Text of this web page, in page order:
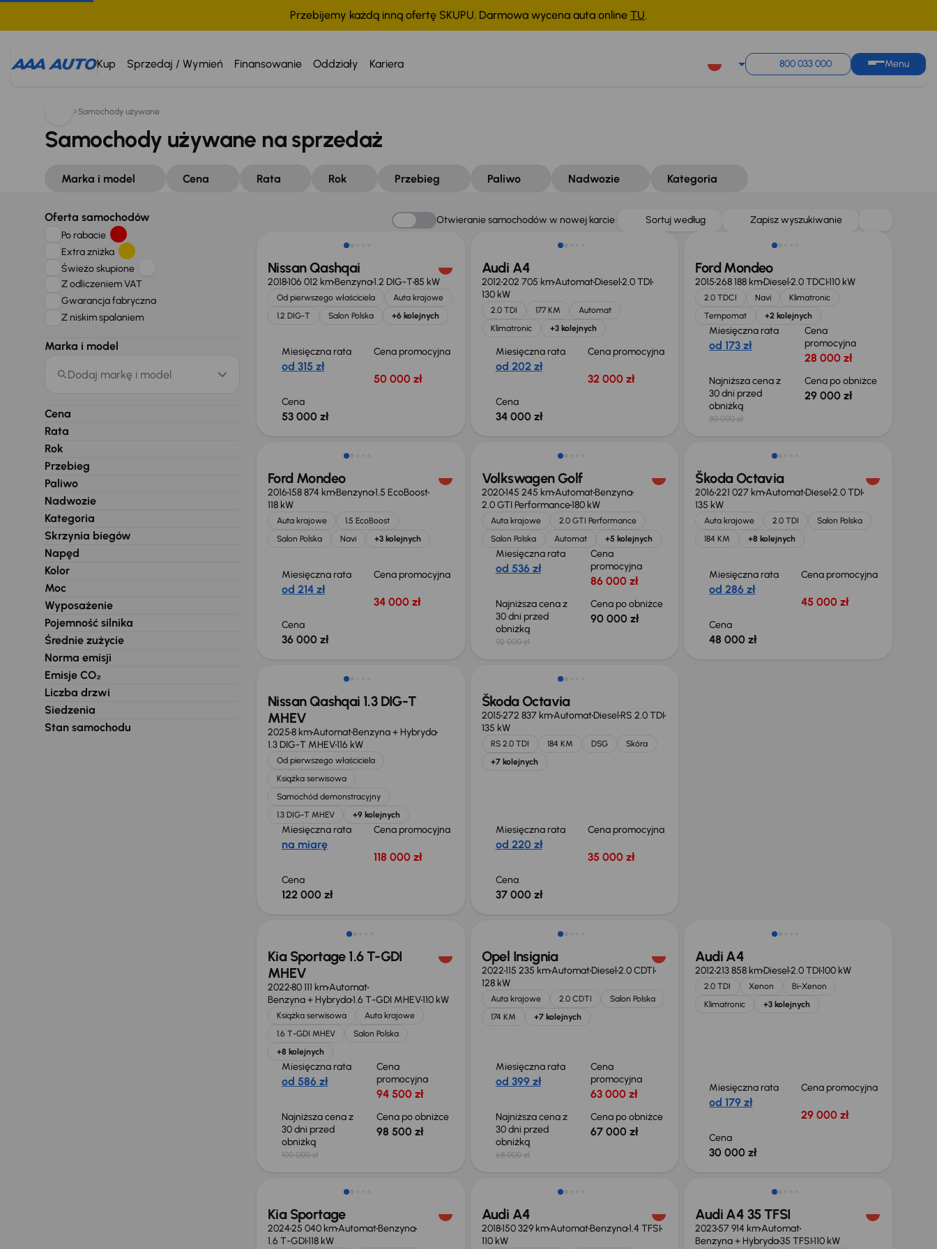
Przebijemy każdą inną ofertę SKUPU. Darmowa wycena auta online TU.
Kup Sprzedaj / Wymień Finansowanie Oddziały Kariera 800 033 000 Menu
Samochody używane
Samochody używane na sprzedaż
Marka i model Cena Rata Rok Przebieg Paliwo Nadwozie Kategoria
Oferta samochodów
Po rabacie
Extra zniżka
Świeżo skupione
Z odliczeniem VAT
Gwarancja fabryczna
Z niskim spalaniem
Marka i model
Dodaj markę i model
Cena
Rata
Rok
Przebieg
Paliwo
Nadwozie
Kategoria
Skrzynia biegów
Napęd
Kolor
Moc
Wyposażenie
Pojemność silnika
Średnie zużycie
Norma emisji
Emisje CO₂
Liczba drzwi
Siedzenia
Stan samochodu
Otwieranie samochodów w nowej karcie Sortuj według Zapisz wyszukiwanie
Nissan Qashqai
2018106 012 kmBenzyna1.2 DIG-T85 kW
Od pierwszego właściciela
Auta krajowe
1.2 DIG-T
Salon Polska +6 kolejnych
Miesięczna rata
od 315 zł
Cena promocyjna
50 000 zł
Cena
53 000 zł
Audi A4
2012202 705 kmAutomatDiesel2.0 TDI
130 kW
2.0 TDI 177 KM
Automat
Klimatronic
+3 kolejnych
Miesięczna rata
od 202 zł
Cena promocyjna
32 000 zł
Cena
34 000 zł
Taniej o 1 000 zł
Ford Mondeo
2015268 188 kmDiesel2.0 TDCI110 kW
2.0 TDCI Navi
Klimatronic
Tempomat
+2 kolejnych
Miesięczna rata
od 173 zł
Cena
promocyjna
28 000 zł
Najniższa cena z
30 dni przed
obniżką
30 000 zł
Cena po obniżce
29 000 zł
Ford Mondeo
2016158 874 kmBenzyna1.5 EcoBoost
118 kW
Auta krajowe
1.5 EcoBoost
Salon Polska
Navi +3 kolejnych
Miesięczna rata
od 214 zł
Cena promocyjna
34 000 zł
Cena
36 000 zł
Volkswagen Golf
2020145 245 kmAutomatBenzyna
2.0 GTI Performance180 kW
Auta krajowe
2.0 GTI Performance
Salon Polska
Automat +5 kolejnych
Miesięczna rata
od 536 zł
Cena
promocyjna
86 000 zł
Najniższa cena z
30 dni przed
obniżką
92 000 zł
Cena po obniżce
90 000 zł
Škoda Octavia
2016221 027 kmAutomatDiesel2.0 TDI
135 kW
Auta krajowe 2.0 TDI
Salon Polska
184 KM
+8 kolejnych
Miesięczna rata
od 286 zł
Cena promocyjna
45 000 zł
Cena
48 000 zł
Od nowego taniej o 36 775 zł
Nissan Qashqai 1.3 DIG-T
MHEV
20258 kmAutomatBenzyna + Hybryda
1.3 DIG-T MHEV116 kW
Od pierwszego właściciela
Książka serwisowa
Samochód demonstracyjny
1.3 DIG-T MHEV
+9 kolejnych
Miesięczna rata
na miarę
Cena promocyjna
118 000 zł
Cena
122 000 zł
Škoda Octavia
2015272 837 kmAutomatDieselRS 2.0 TDI
135 kW
RS 2.0 TDI 184 KM DSG
Skóra
+7 kolejnych
Miesięczna rata
od 220 zł
Cena promocyjna
35 000 zł
Cena
37 000 zł
Kia Sportage 1.6 T-GDI
MHEV
202280 111 kmAutomat
Benzyna + Hybryda1.6 T-GDI MHEV110 kW
Książka serwisowa
Auta krajowe
1.6 T-GDI MHEV
Salon Polska
+8 kolejnych
Miesięczna rata
od 586 zł
Cena
promocyjna
94 500 zł
Najniższa cena z
30 dni przed
obniżką
100 000 zł
Cena po obniżce
98 500 zł
Opel Insignia
2022115 235 kmAutomatDiesel2.0 CDTI
128 kW
Auta krajowe 2.0 CDTI
Salon Polska
174 KM
+7 kolejnych
Miesięczna rata
od 399 zł
Cena
promocyjna
63 000 zł
Najniższa cena z
30 dni przed
obniżką
68 000 zł
Cena po obniżce
67 000 zł
Audi A4
2012213 858 kmDiesel2.0 TDI100 kW
2.0 TDI Xenon
Bi-Xenon
Klimatronic
+3 kolejnych
Miesięczna rata
od 179 zł
Cena promocyjna
29 000 zł
Cena
30 000 zł
Taniej o 1 000 zł
Kia Sportage
202425 040 kmAutomatBenzyna
1.6 T-GDI118 kW
Taniej o 1 000 zł
Audi A4
2018150 329 kmAutomatBenzyna1.4 TFSI
110 kW
Audi A4 35 TFSI
202357 914 kmAutomat
Benzyna + Hybryda35 TFSI110 kW